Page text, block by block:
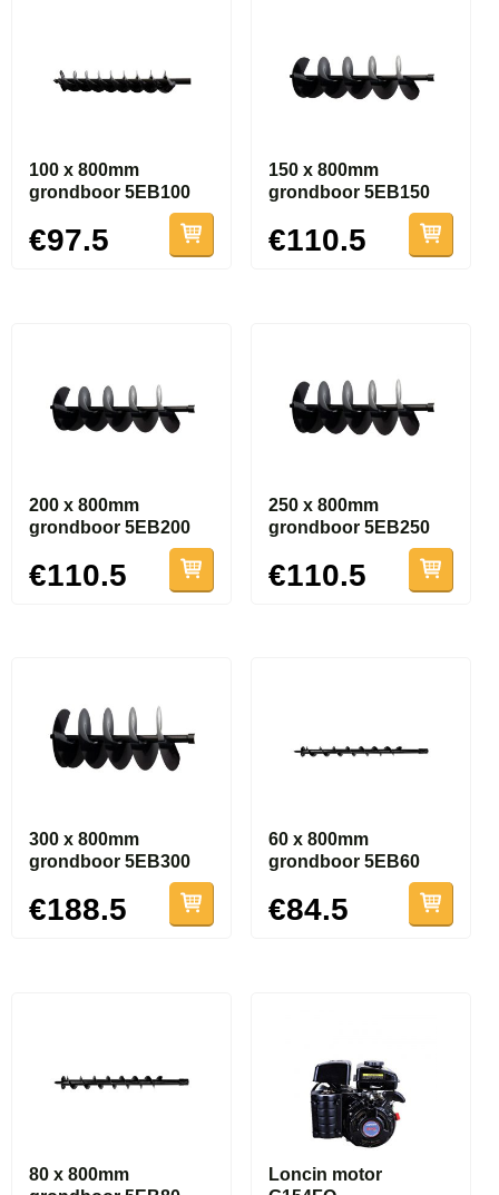
100 x 800mm
grondboor 5EB100
€97.5
150 x 800mm
grondboor 5EB150
€110.5
200 x 800mm
grondboor 5EB200
€110.5
250 x 800mm
grondboor 5EB250
€110.5
300 x 800mm
grondboor 5EB300
€188.5
60 x 800mm
grondboor 5EB60
€84.5
80 x 800mm
Loncin motor